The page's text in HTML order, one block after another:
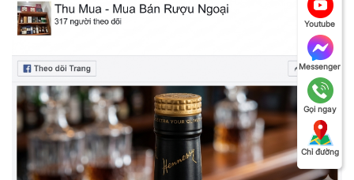
Youtube
Messenger
Gọi ngay
Chỉ đường